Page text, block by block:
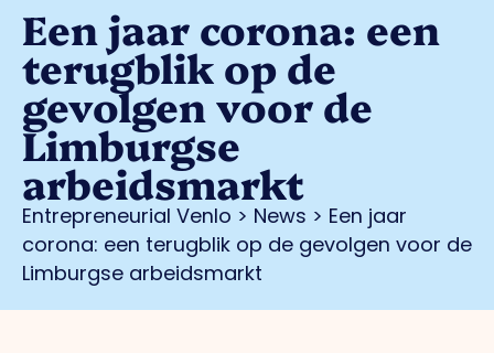
Een jaar corona: een
terugblik op de
gevolgen voor de
Limburgse
arbeidsmarkt
Entrepreneurial Venlo > News > Een jaar
corona: een terugblik op de gevolgen voor de
Limburgse arbeidsmarkt